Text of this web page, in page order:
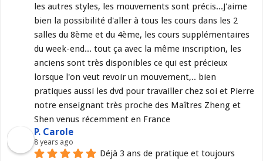
les autres styles, les mouvements sont précis...J'aime
bien la possibilité d'aller à tous les cours dans les 2
salles du 8ème et du 4ème, les cours supplémentaires
du week-end... tout ça avec la même inscription, les
anciens sont très disponibles ce qui est précieux
lorsque l'on veut revoir un mouvement,.. bien
pratiques aussi les dvd pour travailler chez soi et Pierre
notre enseignant très proche des Maîtres Zheng et
Shen venus récemment en France
P. Carole
8 years ago
Déjà 3 ans de pratique et toujours